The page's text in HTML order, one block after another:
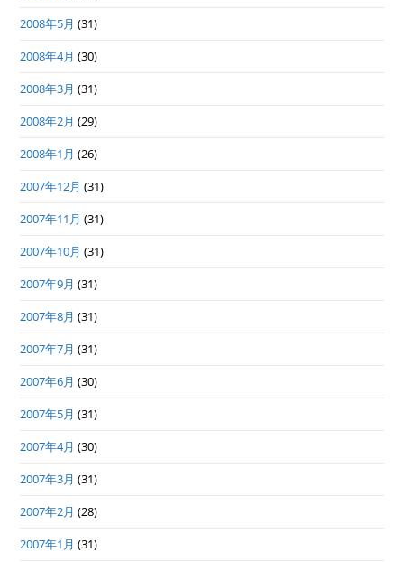
2008年5月 (31)
2008年4月 (30)
2008年3月 (31)
2008年2月 (29)
2008年1月 (26)
2007年12月 (31)
2007年11月 (31)
2007年10月 (31)
2007年9月 (31)
2007年8月 (31)
2007年7月 (31)
2007年6月 (30)
2007年5月 (31)
2007年4月 (30)
2007年3月 (31)
2007年2月 (28)
2007年1月 (31)